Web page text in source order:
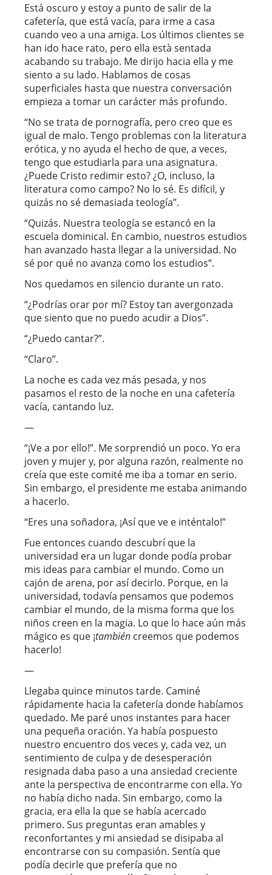
Está oscuro y estoy a punto de salir de la
cafetería, que está vacía, para irme a casa
cuando veo a una amiga. Los últimos clientes se
han ido hace rato, pero ella està sentada
acabando su trabajo. Me dirijo hacia ella y me
siento a su lado. Hablamos de cosas
superficiales hasta que nuestra conversación
empieza a tomar un carácter más profundo.
“No se trata de pornografía, pero creo que es
igual de malo. Tengo problemas con la literatura
erótica, y no ayuda el hecho de que, a veces,
tengo que estudiarla para una asignatura.
¿Puede Cristo redimir esto? ¿O, incluso, la
literatura como campo? No lo sé. Es difícil, y
quizás no sé demasiada teología”.
“Quizás. Nuestra teología se estancó en la
escuela dominical. En cambio, nuestros estudios
han avanzado hasta llegar a la universidad. No
sé por qué no avanza como los estudios”.
Nos quedamos en silencio durante un rato.
“¿Podrías orar por mí? Estoy tan avergonzada
que siento que no puedo acudir a Dios”.
“¿Puedo cantar?”.
“Claro”.
La noche es cada vez más pesada, y nos
pasamos el resto de la noche en una cafetería
vacía, cantando luz.
—
“¡Ve a por ello!”. Me sorprendió un poco. Yo era
joven y mujer y, por alguna razón, realmente no
creía que este comité me iba a tomar en serio.
Sin embargo, el presidente me estaba animando
a hacerlo.
“Eres una soñadora, ¡Así que ve e inténtalo!”
Fue entonces cuando descubrí que la
universidad era un lugar donde podía probar
mis ideas para cambiar el mundo. Como un
cajón de arena, por así decirlo. Porque, en la
universidad, todavía pensamos que podemos
cambiar el mundo, de la misma forma que los
niños creen en la magia. Lo que lo hace aún más
mágico es que ¡también creemos que podemos
hacerlo!
—
Llegaba quince minutos tarde. Caminé
rápidamente hacia la cafetería donde habíamos
quedado. Me paré unos instantes para hacer
una pequeña oración. Ya había pospuesto
nuestro encuentro dos veces y, cada vez, un
sentimiento de culpa y de desesperación
resignada daba paso a una ansiedad creciente
ante la perspectiva de encontrarme con ella. Yo
no había dicho nada. Sin embargo, como la
gracia, era ella la que se había acercado
primero. Sus preguntas eran amables y
reconfortantes y mi ansiedad se disipaba al
encontrarse con su compasión. Sentía que
podía decirle que prefería que no